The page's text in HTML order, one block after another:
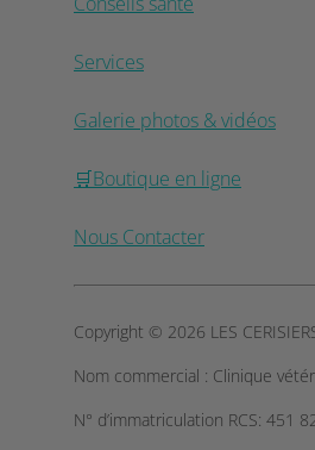
Services
Galerie photos & vidéos
🛒Boutique en ligne
Nous Contacter
Copyright © 2026 LES
Nom commercial : Clinique
N° d’immatriculation RCS: 451